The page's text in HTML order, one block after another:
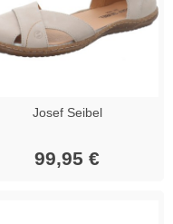
Josef Seibel
99,95 €